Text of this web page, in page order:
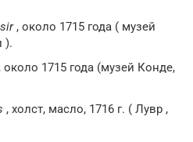
, около 1715 года ( музей
).
, около 1715 года (музей Конде,
, холст, масло, 1716 г. ( Лувр ,